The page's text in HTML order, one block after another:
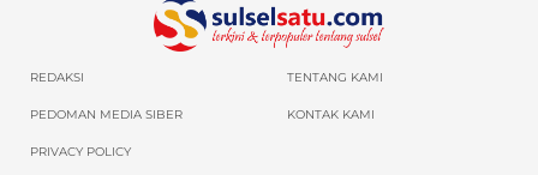
REDAKSI TENTANG KAMI
PEDOMAN MEDIA SIBER KONTAK KAMI
PRIVACY POLICY